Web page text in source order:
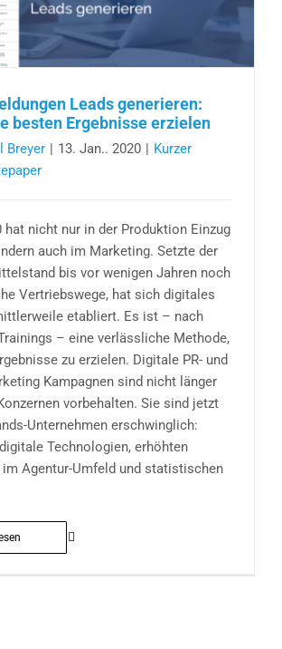
Leads generieren:
besten Ergebnisse erzielen
Breyer 13. Jan.. 2020
Kurzer
hat nicht nur in der Produktion Einzug
auch im Marketing. Setzte der
bis vor wenigen Jahren noch
Vertriebswege, hat sich digitales
etabliert. Es ist – nach
– eine verlässliche Methode,
zu erzielen. Digitale PR- und
Kampagnen sind nicht länger
vorbehalten. Sie sind jetzt
Unternehmen erschwinglich:
Technologien, erhöhten
Agentur-Umfeld und statistischen